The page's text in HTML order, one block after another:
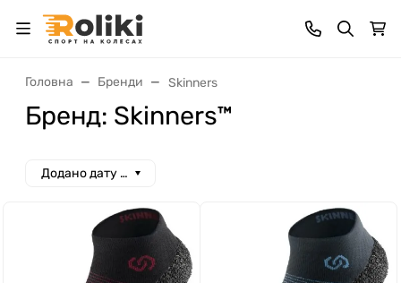
Головна Бренди Skinners
Бренд: Skinners™
Додано дату спад